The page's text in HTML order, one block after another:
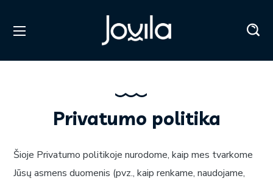
Privatumo politika
Šioje Privatumo politikoje nurodome, kaip mes tvarkome
Jūsų asmens duomenis (pvz., kaip renkame, naudojame,